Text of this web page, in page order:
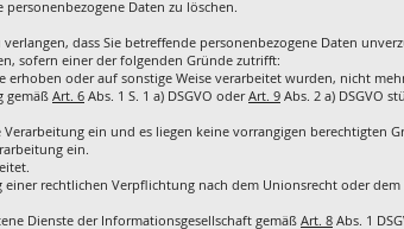
Daten zu löschen.
verlangen, dass Sie betreffende personenbezogene Daten
sofern einer der folgenden Gründe zutrifft:
erhoben oder auf sonstige Weise verarbeitet wurden, nicht
gemäßArt. 6 Abs. 1 S. 1 a) DSGVO oderArt. 9 Abs. 2 a) DSGVO
Verarbeitung ein und es liegen keine vorrangigen berechtigten
ein.
rechtlichen Verpflichtung nach dem Unionsrecht oder
Dienste der Informationsgesellschaft gemäß Art. 8 Abs. 1